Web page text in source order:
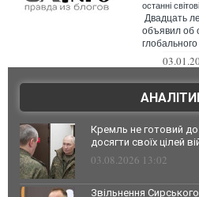
останні
Двадцать
объявил об
Кремль не готовий до
досягти своїх цілей
03.08.2026 13:02
Звільнення